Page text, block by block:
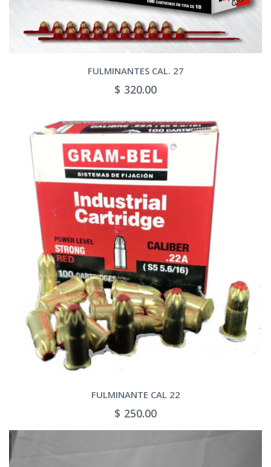
FULMINANTES CAL. 27
$ 320.00
FULMINANTE CAL 22
$ 250.00